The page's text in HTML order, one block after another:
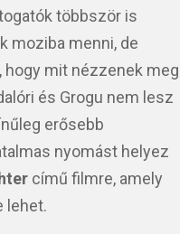
többször is
moziba menni, de
hogy mit nézzenek meg
és Grogu nem lesz
erősebb
nyomást helyez
című filmre, amely
lehet.